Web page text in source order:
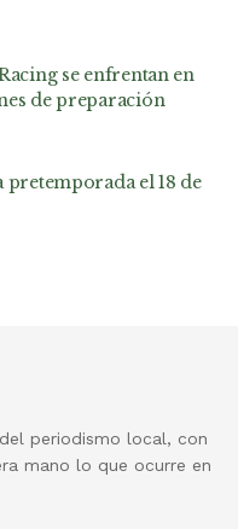
se enfrentan en
de preparación
pretemporada el 18 de
periodismo local, con
mano lo que ocurre en